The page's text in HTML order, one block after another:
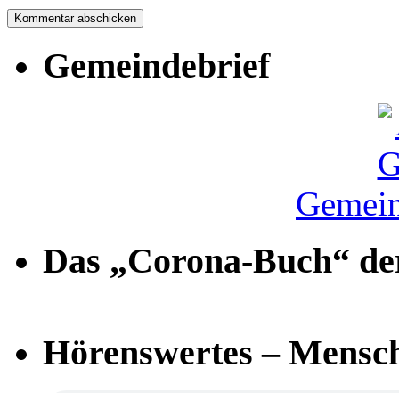
Gemeindebrief
Das „Corona-Buch“
Hörenswertes –